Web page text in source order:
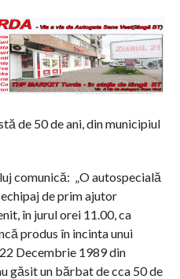
de 50 de ani, din municipiul
comunică: „O autospecială
de prim ajutor
în jurul orei 11.00, ca
produs în incinta unui
Decembrie 1989 din
găsit un bărbat de cca 50 de